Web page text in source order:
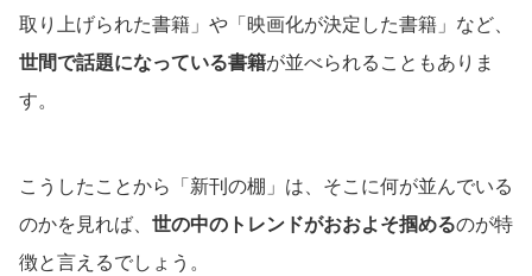
取り上げられた書籍」や「映画化が決定した書籍」など、
世間で話題になっている書籍が並べられることもありま
す。
こうしたことから「新刊の棚」は、そこに何が並んでいる
のかを見れば、 世の中のトレンドがおおよそ掴めるのが特
徴と言えるでしょう。